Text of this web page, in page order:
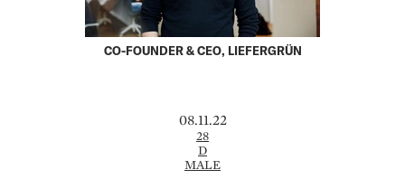
CO-FOUNDER & CEO, LIEFERGRÜN
08.11.22
28
D
MALE